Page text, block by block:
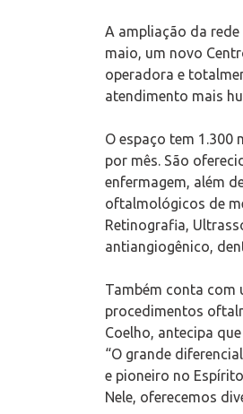
A ampliação da
maio, um novo
operadora e
atendimento mais
O espaço tem
por mês. São
enfermagem, além
oftalmológicos de
Retinografia,
antiangiogênico,
Também conta com
procedimentos
Coelho, antecipa
“O grande
e pioneiro no
Nele, oferecemos